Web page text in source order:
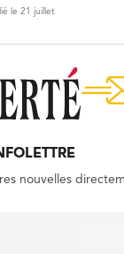
le 21 juillet
nouvelles